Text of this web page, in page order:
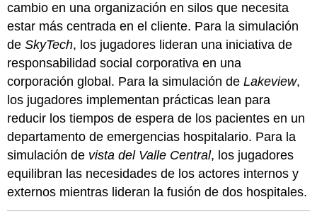
cambio en una organización en silos que necesita
estar más centrada en el cliente. Para la simulación
deSkyTech, los jugadores lideran una iniciativa de
responsabilidad social corporativa en una
corporación global. Para la simulación deLakeview,
los jugadores implementan prácticas lean para
reducir los tiempos de espera de los pacientes en un
departamento de emergencias hospitalario. Para la
simulación de vista del Valle Central, los jugadores
equilibran las necesidades de los actores internos y
externos mientras lideran la fusión de dos hospitales.